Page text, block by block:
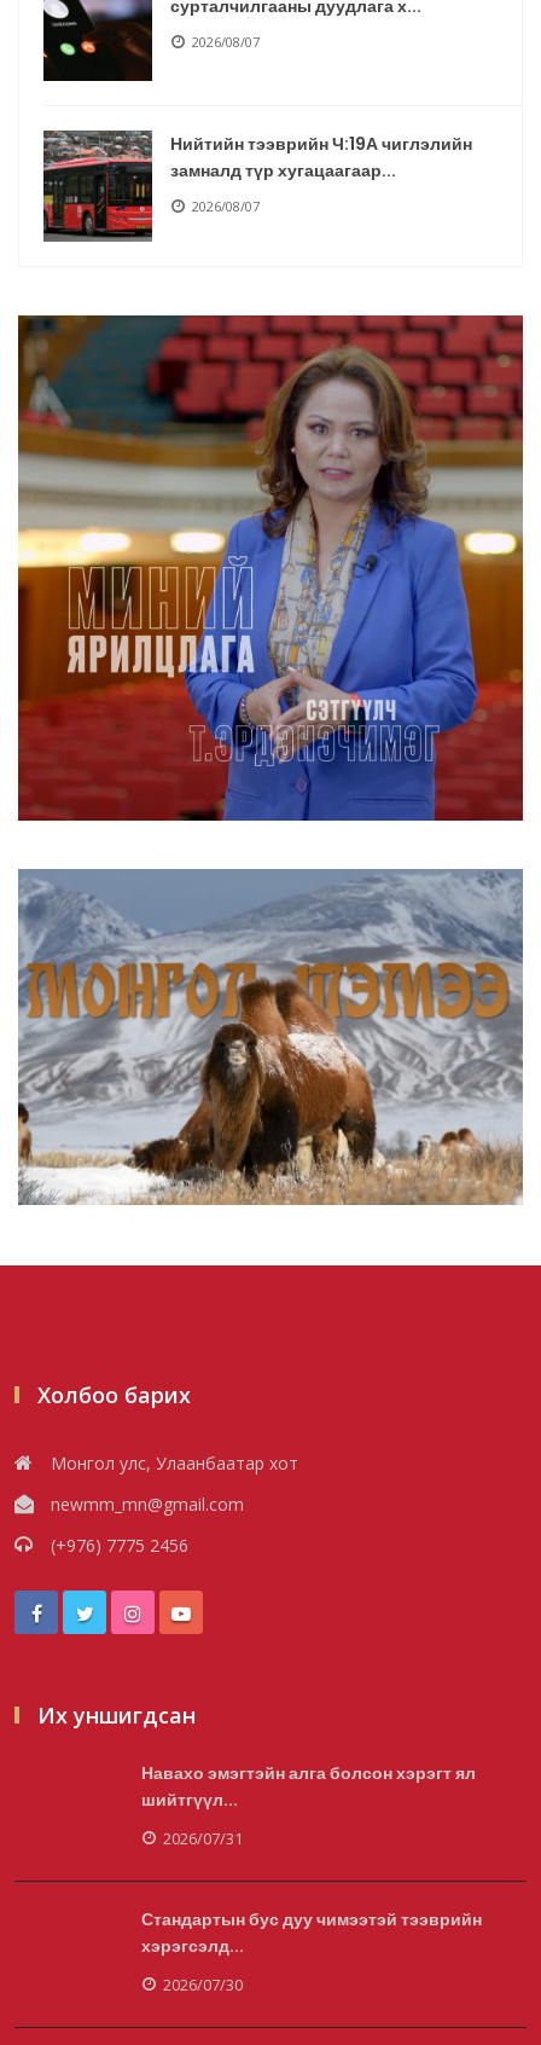
сурталчилгааны дуудлага х...
2026/08/07
Нийтийн тээврийн Ч:19А чиглэлийн
замналд түр хугацаагаар...
2026/08/07
тоогоор төгссөн бол өнөө...
2026/08/07
Улаанбаатарт өдөртөө 30 хэм дулаан
2026/08/07
Шатахууны нөөцийг нэмэгдүүлэх,
доголдлыг арилгахад анхаа...
2026/08/06
Улаанбаатарт хоногт 250 м³ лаг
боловсруулах үйлдвэр бай...
Улсын чанартай хатуу хучилттай авто
замын талаас илүү ху...
2026/08/06
Засгийн газар энэ оныг дуустал
санхүүгийн хэмнэлтийн гор...
2026/08/06
Стратегийн нөөцийн барааны хяналтыг
Монгол Улс COP17 бага хуралд 6.5
“Улаанбаатар трам” төсөл хэрэгжсэнээр
жилд 446 тэрбу...
2026/08/06
Автомашины улсын дугаар тэгш тоогоор
төгссөн бол өнөөдөр...
Холбоо барих
Монгол улс, Улаанбаатар хот
newmm_mn@gmail.com
(+976) 7775 2456
Их уншигдсан
Навахо эмэгтэйн алга болсон хэрэгт ял
шийтгүүл...
2026/07/31
Стандартын бус дуу чимээтэй тээврийн
хэрэгсэлд...
2026/07/30